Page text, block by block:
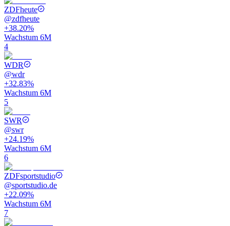
ZDFheute
@zdfheute
+38.20%
Wachstum 6M
4
WDR
@wdr
+32.83%
Wachstum 6M
5
SWR
@swr
+24.19%
Wachstum 6M
6
ZDFsportstudio
@sportstudio.de
+22.09%
Wachstum 6M
7